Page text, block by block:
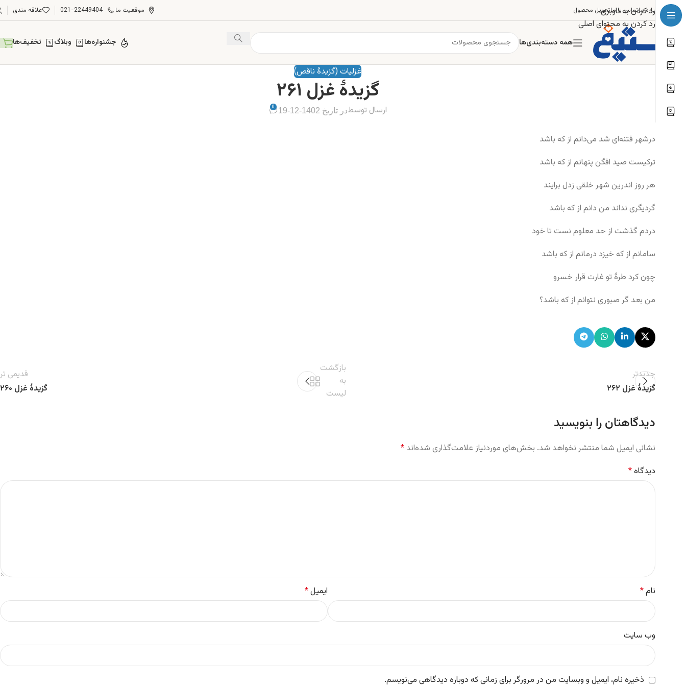
رد کردن به ناوبری
رد کردن به محتوای اصلی
درباره ماتماس با ماتحویل محصول موقعیت ما 021-22449404 علاقه مندی
همه دسته‌بندی‌ها جشنواره‌ها وبلاگ تخفیف‌ها
غزلیات (گزیدهٔ ناقص)
گزیدهٔ غزل ۲۶۱
ارسال توسطدر تاریخ 1402-12-19 0
درشهر فتنه‌ای شد می‌دانم از که باشد
ترکیست صید افگن پنهانم از که باشد
هر روز اندرین شهر خلقی زدل برایند
گردیگری نداند من دانم از که باشد
دردم گذشت از حد معلوم نست تا خود
سامانم از که خیزد درمانم از که باشد
چون کرد طرهٔ تو غارت قرار خسرو
من بعد گر صبوری نتوانم از که باشد؟
جدیدتر
گزیدهٔ غزل ۲۶۲
بازگشت
به
لیست
قدیمی تر
گزیدهٔ غزل ۲۶۰
دیدگاهتان را بنویسید
نشانی ایمیل شما منتشر نخواهد شد. بخش‌های موردنیاز علامت‌گذاری شده‌اند *
دیدگاه*
نام* ایمیل*
وب‌ سایت
ذخیره نام، ایمیل و وبسایت من در مرورگر برای زمانی که دوباره دیدگاهی می‌نویسم.